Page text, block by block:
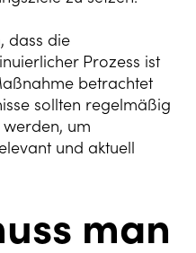
dass die
Prozess ist
betrachtet
sollten regelmäßig
um
und aktuell
man